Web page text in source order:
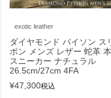
exotic leather
ダイヤモンド パイソン ス
ポン メンズ レザー 蛇革
スニーカー ナチュラル
26.5cm/27cm 4FA
¥47,300税込